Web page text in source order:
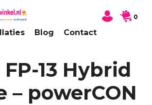
Blog Contact
0
FP-13 Hybrid
– powerCON